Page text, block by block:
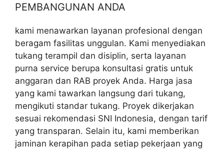
PEMBANGUNAN ANDA
kami menawarkan layanan profesional dengan
beragam fasilitas unggulan. Kami menyediakan
tukang terampil dan disiplin, serta layanan
purna service berupa konsultasi gratis untuk
anggaran dan RAB proyek Anda. Harga jasa
yang kami tawarkan langsung dari tukang,
mengikuti standar tukang. Proyek dikerjakan
sesuai rekomendasi SNI Indonesia, dengan tarif
yang transparan. Selain itu, kami memberikan
jaminan kerapihan pada setiap pekerjaan yang